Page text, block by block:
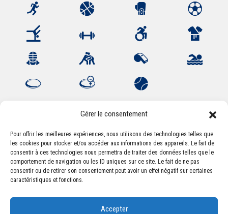
Gérer le consentement
Pour offrir les meilleures expériences, nous utilisons des technologies telles que
les cookies pour stocker et/ou accéder aux informations des appareils. Le fait de
consentir à ces technologies nous permettra de traiter des données telles que le
comportement de navigation ou les ID uniques sur ce site. Le fait de ne pas
consentir ou de retirer son consentement peut avoir un effet négatif sur certaines
caractéristiques et fonctions.
Accepter
Association Sportive Montferrandaise
84, boulevard Léon Jouhaux
CS 80221 - 63021 Clermont-Ferrand Cedex 2
accueil@asm-omnisports.com